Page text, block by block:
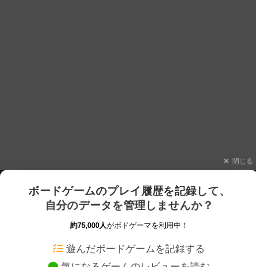
閉じる
ボードゲームのプレイ履歴を記録して、
自分のデータを管理しませんか？
約75,000人がボドゲーマを利用中！
遊んだボードゲームを記録する